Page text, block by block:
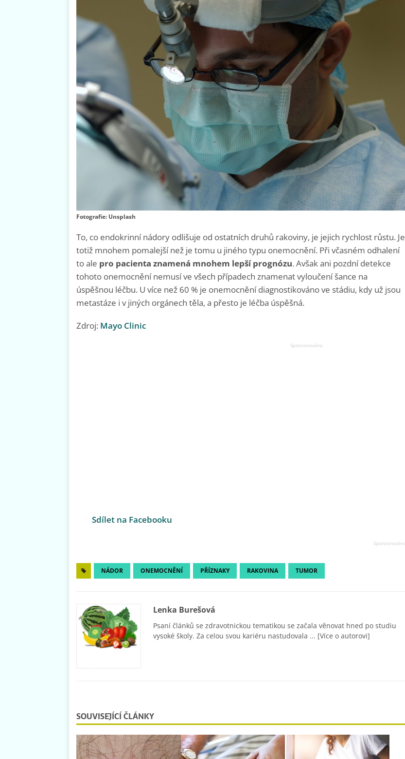
Fotografie: Unsplash
To, co endokrinní nádory odlišuje od ostatních druhů rakoviny, je jejich rychlost růstu. Je
totiž mnohem pomalejší než je tomu u jiného typu onemocnění. Při včasném odhalení
to ale pro pacienta znamená mnohem lepší prognózu. Avšak ani pozdní detekce
tohoto onemocnění nemusí ve všech případech znamenat vyloučení šance na
úspěšnou léčbu. U více než 60 % je onemocnění diagnostikováno ve stádiu, kdy už jsou
metastáze i v jiných orgánech těla, a přesto je léčba úspěšná.
Zdroj: Mayo Clinic
Sdílet na Facebooku
NÁDOR ONEMOCNĚNÍ PŘÍZNAKY RAKOVINA TUMOR
Lenka Burešová
Psaní článků se zdravotnickou tematikou se začala věnovat hned po studiu
vysoké školy. Za celou svou kariéru nastudovala ... [Více o autorovi]
SOUVISEJÍCÍ ČLÁNKY